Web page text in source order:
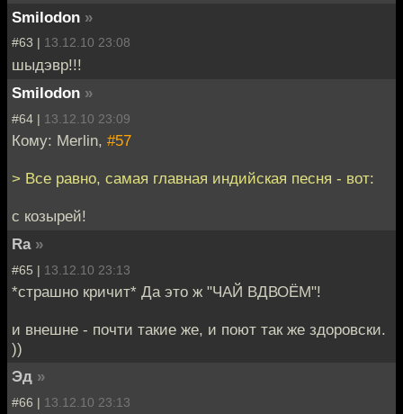
Smilodon »
#63 | 13.12.10 23:08
шыдэвр!!!
Smilodon »
#64 | 13.12.10 23:09
Кому: Merlin, #57
> Все равно, самая главная индийская песня - вот:
с козырей!
Ra »
#65 | 13.12.10 23:13
*страшно кричит* Да это ж "ЧАЙ ВДВОЁМ"!
и внешне - почти такие же, и поют так же здоровски.
))
Эд »
#66 | 13.12.10 23:13